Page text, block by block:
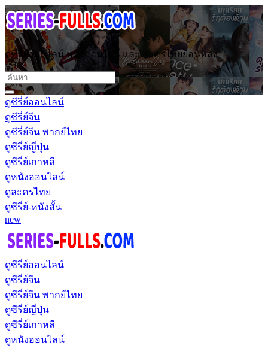
ดูซีรี่ย์ออนไลน์ หนังออนไลน์ และ ละครไทยย้อนหลัง
ดูซีรี่ย์ออนไลน์
ดูซีรี่ย์จีน
ดูซีรี่ย์จีน พากย์ไทย
ดูซีรี่ย์ญี่ปุ่น
ดูซีรี่ย์เกาหลี
ดูหนังออนไลน์
ดูละครไทย
ดูซีรี่ย์-หนังสั้น
new
ดูซีรี่ย์ออนไลน์
ดูซีรี่ย์จีน
ดูซีรี่ย์จีน พากย์ไทย
ดูซีรี่ย์ญี่ปุ่น
ดูซีรี่ย์เกาหลี
ดูหนังออนไลน์